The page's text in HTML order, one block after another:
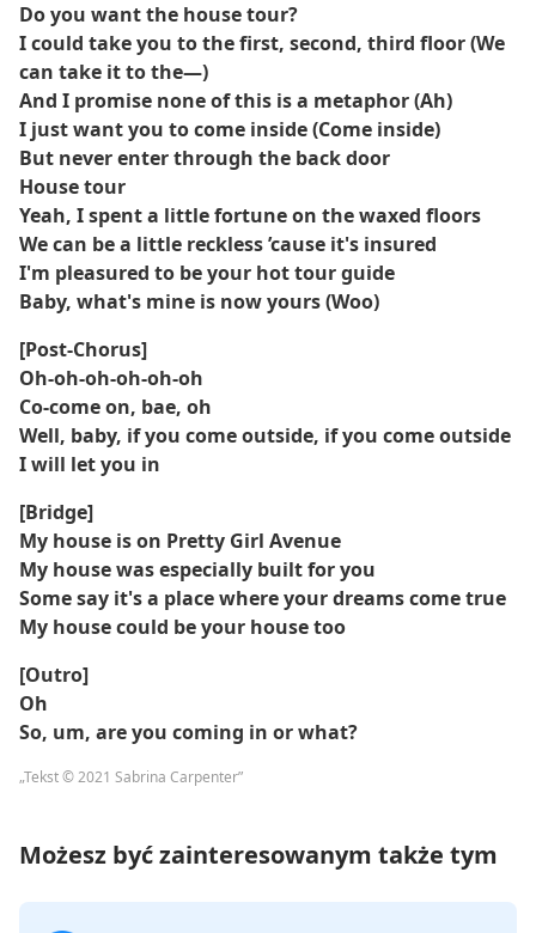
Do you want thе house tour?
I could take you to the first, second, third floor (We
can take it to the—)
And I promise none of this is a metaphor (Ah)
I just want you to come inside (Come inside)
But never enter through the back door
House tour
Yeah, I spent a little fortune on the waxed floors
We can be a little reckless ’cause it's insured
I'm pleasured to be your hot tour guide
Baby, what's mine is now yours (Woo)
[Post-Chorus]
Oh-oh-oh-oh-oh-oh
Co-come on, bae, oh
Well, baby, if you come outside, if you come outside
I will let you in
[Bridge]
My house is on Pretty Girl Avenue
My house was especially built for you
Some say it's a place where your dreams come true
My house could be your house too
[Outro]
Oh
So, um, are you coming in or what?
„Tekst © 2021 Sabrina Carpenter”
Możesz być zainteresowanym także tym